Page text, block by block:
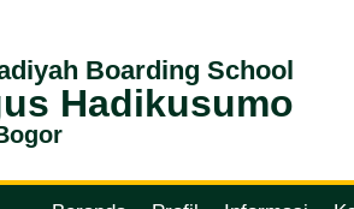
Boarding School
Hadikusumo